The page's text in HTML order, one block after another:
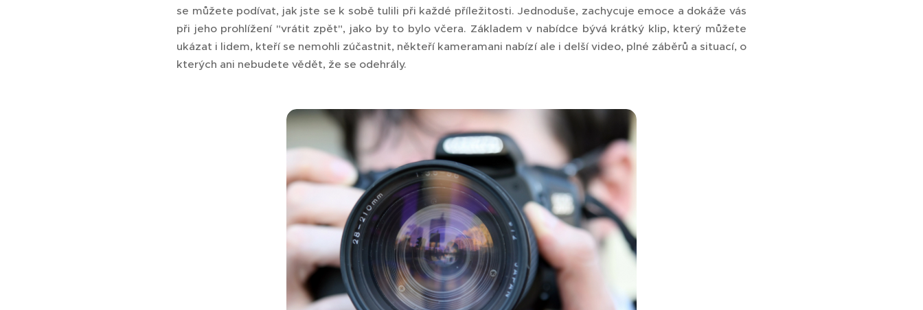
se můžete podívat, jak jste se k sobě tulili při každé příležitosti. Jednoduše, zachycuje emoce a dokáže vás
při jeho prohlížení "vrátit zpět", jako by to bylo včera. Základem v nabídce bývá krátký klip, který můžete
ukázat i lidem, kteří se nemohli zúčastnit, někteří kameramani nabízí ale i delší video, plné záběrů a situací, o
kterých ani nebudete vědět, že se odehrály.